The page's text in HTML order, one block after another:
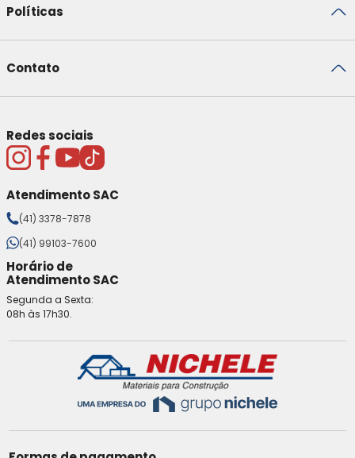
Políticas
Contato
Redes sociais
Atendimento SAC
(41) 3378-7878
(41) 99103-7600
Horário de
Atendimento SAC
Segunda a Sexta:
08h às 17h30.